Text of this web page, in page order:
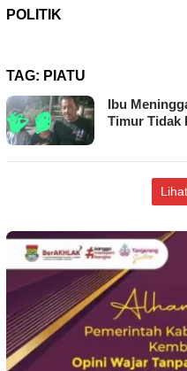
POLITIK
TAG: PIATU
Ibu
Timur Tidak